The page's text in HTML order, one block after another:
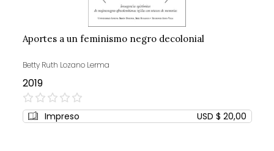
Aportes a un feminismo negro decolonial
Betty Ruth Lozano Lerma
2019
0%
Impreso USD $ 20,00